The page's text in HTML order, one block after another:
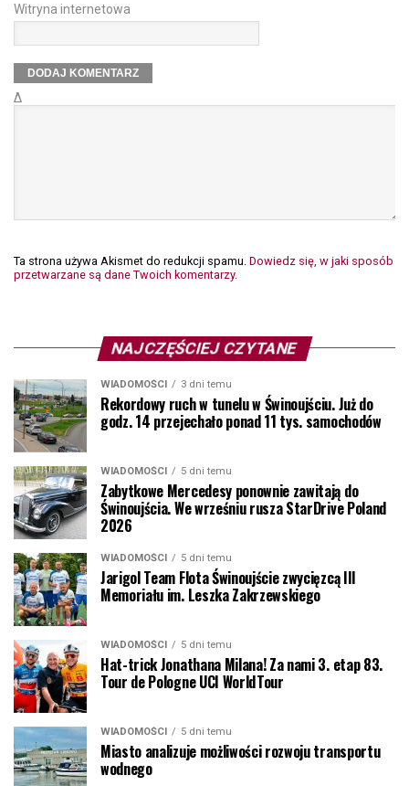
Witryna internetowa
Δ
Ta strona używa Akismet do redukcji spamu. Dowiedz się, w jaki sposób
przetwarzane są dane Twoich komentarzy.
NAJCZĘŚCIEJ CZYTANE
WIADOMOŚCI 3 dni temu
Rekordowy ruch w tunelu w Świnoujściu. Już do
godz. 14 przejechało ponad 11 tys. samochodów
WIADOMOŚCI 5 dni temu
Zabytkowe Mercedesy ponownie zawitają do
Świnoujścia. We wrześniu rusza StarDrive Poland
2026
WIADOMOŚCI 5 dni temu
Jarigol Team Flota Świnoujście zwycięzcą III
Memoriału im. Leszka Zakrzewskiego
WIADOMOŚCI 5 dni temu
Hat-trick Jonathana Milana! Za nami 3. etap 83.
Tour de Pologne UCI WorldTour
WIADOMOŚCI 5 dni temu
Miasto analizuje możliwości rozwoju transportu
wodnego